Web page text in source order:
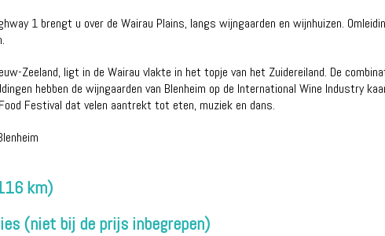
1 brengt u over de Wairau Plains, langs wijngaarden en wijnhuizen.
Zeeland, ligt in de Wairau vlakte in het topje van het Zuidereiland. De
hebben de wijngaarden van Blenheim op de International Wine Industry
Festival dat velen aantrekt tot eten, muziek en dans.
km)
(niet bij de prijs inbegrepen)